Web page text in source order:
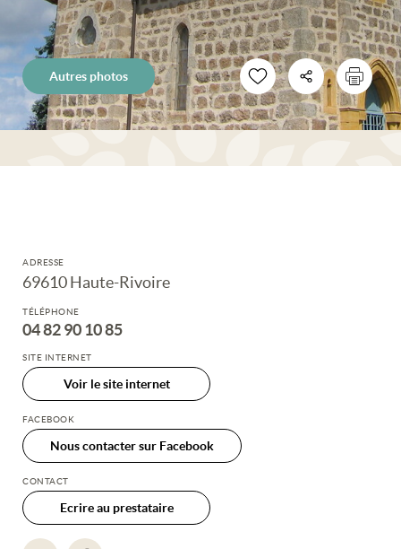
Autres photos
ADRESSE
69610 Haute-Rivoire
TÉLÉPHONE
04 82 90 10 85
SITE INTERNET
Voir le site internet
FACEBOOK
Nous contacter sur Facebook
CONTACT
Ecrire au prestataire